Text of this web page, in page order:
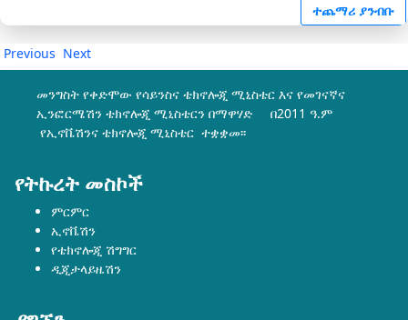
ተጨማሪ ያንብቡ
Previous Next
መንግስት የቀድሞው የሳይንስና ቴክኖሎጂ ሚኒስቴር እና የመገናኛና
ኢንፎርሜሽን ቴክኖሎጂ ሚኒስቴርን በማዋሃድ በ2011 ዓ.ም
የኢኖቬሽንና ቴክኖሎጂ ሚኒስቴር ተቋቋመ፡፡
የትኩረት መስኮች
ምርምር
ኢኖቬሽን
የቴክኖሎጂ ሽግግር
ዲጂታላይዜሽን